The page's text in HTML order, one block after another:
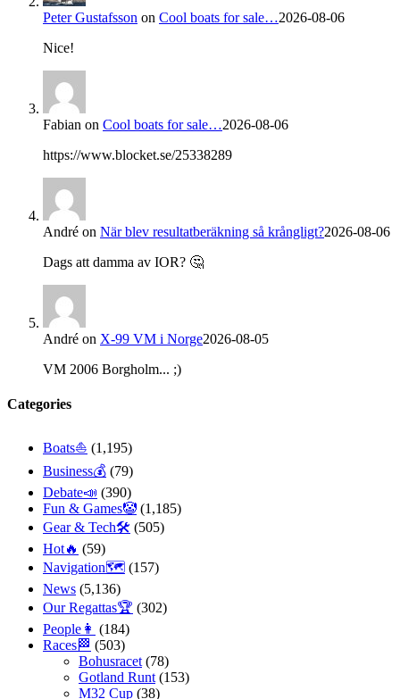
Peter Gustafsson on Cool boats for sale…2026-08-06
Nice!
Fabian on Cool boats for sale…2026-08-06
https://www.blocket.se/25338289
André on När blev resultatberäkning så krångligt?2026-08-06
Dags att damma av IOR? 🤔
André on X-99 VM i Norge2026-08-05
VM 2006 Borgholm... ;)
Categories
Boats⛵️ (1,195)
Business💰 (79)
Debate📣 (390)
Fun & Games🤡 (1,185)
Gear & Tech🛠 (505)
Hot🔥 (59)
Navigation🗺 (157)
News (5,136)
Our Regattas🏆 (302)
People👩 (184)
Races🏁 (503)
Bohusracet (78)
Gotland Runt (153)
M32 Cup (38)